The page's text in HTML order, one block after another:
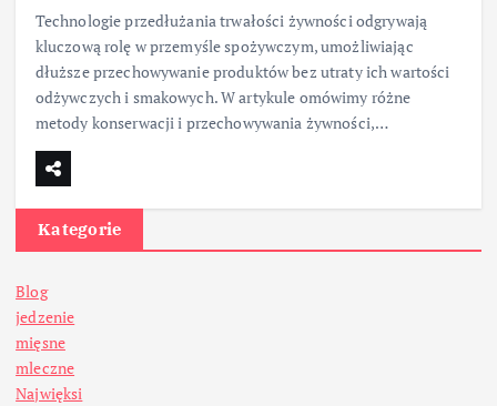
Technologie przedłużania trwałości żywności odgrywają
kluczową rolę w przemyśle spożywczym, umożliwiając
dłuższe przechowywanie produktów bez utraty ich wartości
odżywczych i smakowych. W artykule omówimy różne
metody konserwacji i przechowywania żywności,…
Kategorie
Blog
jedzenie
mięsne
mleczne
Najwięksi